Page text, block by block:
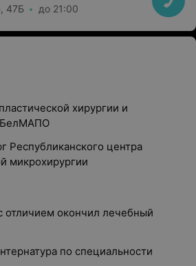
47Б до 21:00
хирургии и
БелМАПО
Республиканского центра
микрохирургии
отличием окончил лечебный
по специальности